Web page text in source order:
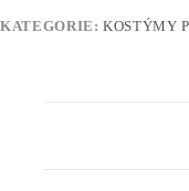
KATEGORIE:KOSTÝMY